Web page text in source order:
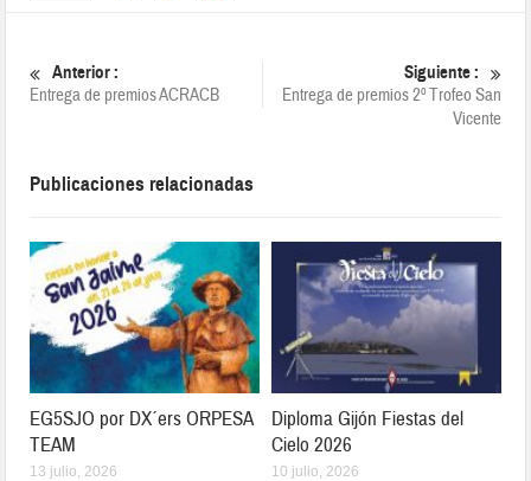
Anterior :
Entrega de premios ACRACB
Siguiente :
Entrega de premios 2º Trofeo San
Vicente
Publicaciones relacionadas
EG5SJO por DX´ers ORPESA
TEAM
13 julio, 2026
Diploma Gijón Fiestas del
Cielo 2026
10 julio, 2026